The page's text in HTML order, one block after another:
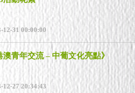
12-31 00:00:00
澳青年交流 – 中葡文化亮點》
12-27 20:34:43